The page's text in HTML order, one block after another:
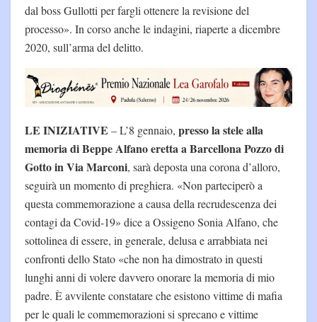
dal boss Gullotti per fargli ottenere la revisione del
processo». In corso anche le indagini, riaperte a dicembre
2020, sull’arma del delitto.
LE INIZIATIVE – L’8 gennaio, presso la stele alla
memoria di Beppe Alfano eretta a Barcellona Pozzo di
Gotto in Via Marconi, sarà deposta una corona d’alloro,
seguirà un momento di preghiera. «Non parteciperò a
questa commemorazione a causa della recrudescenza dei
contagi da Covid-19» dice a Ossigeno Sonia Alfano, che
sottolinea di essere, in generale, delusa e arrabbiata nei
confronti dello Stato «che non ha dimostrato in questi
lunghi anni di volere davvero onorare la memoria di mio
padre. È avvilente constatare che esistono vittime di mafia
per le quali le commemorazioni si sprecano e vittime